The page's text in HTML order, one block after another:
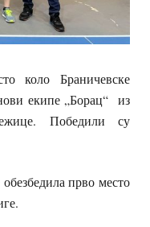
коло Браничевске
екипе „Борац“ из
Победили су
прво место